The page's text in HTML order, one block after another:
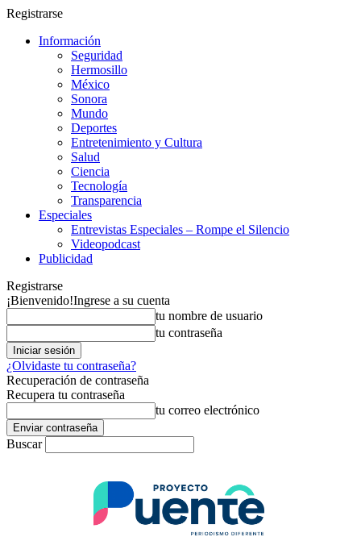
Registrarse
Información
Seguridad
Hermosillo
México
Sonora
Mundo
Deportes
Entretenimiento y Cultura
Salud
Ciencia
Tecnología
Transparencia
Especiales
Entrevistas Especiales – Rompe el Silencio
Videopodcast
Publicidad
Registrarse
¡Bienvenido!Ingrese a su cuenta
tu nombre de usuario
tu contraseña
¿Olvidaste tu contraseña?
Recuperación de contraseña
Recupera tu contraseña
tu correo electrónico
Buscar